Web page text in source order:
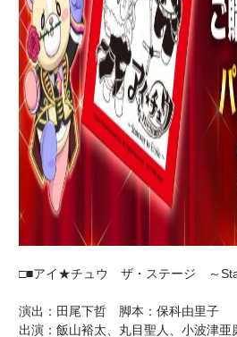
□■アイ★チュウ ザ・ステージ ～
演出：田尾下哲 脚本：保科由里子
出演：飯山裕太、丸目聖人、小波津